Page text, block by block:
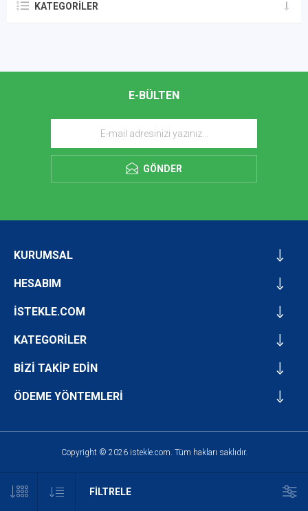
FILTRELE
KATEGORILER
E-BÜLTEN
GÖNDER
KURUMSAL
HESABIM
İSTEKLE.COM
KATEGORİLER
BİZİ TAKİP EDİN
ÖDEME YÖNTEMLERİ
Copyright © 2026 istekle.com. Tüm hakları saklıdır.